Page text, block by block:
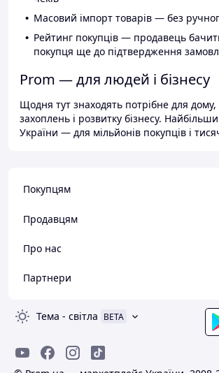
Масовий імпорт товарів — без
Рейтинг покупців — продавець
покупця ще до підтвердження
Prom — для людей і бізнесу
Щодня тут знаходять потрібне для
захоплень і розвитку бізнесу.
України — для мільйонів покупців і
Покупцям
Продавцям
Про нас
Партнери
Тема - світла BETA